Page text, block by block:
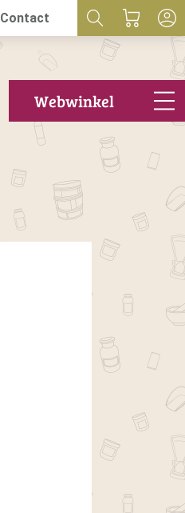
Contact
Webwinkel